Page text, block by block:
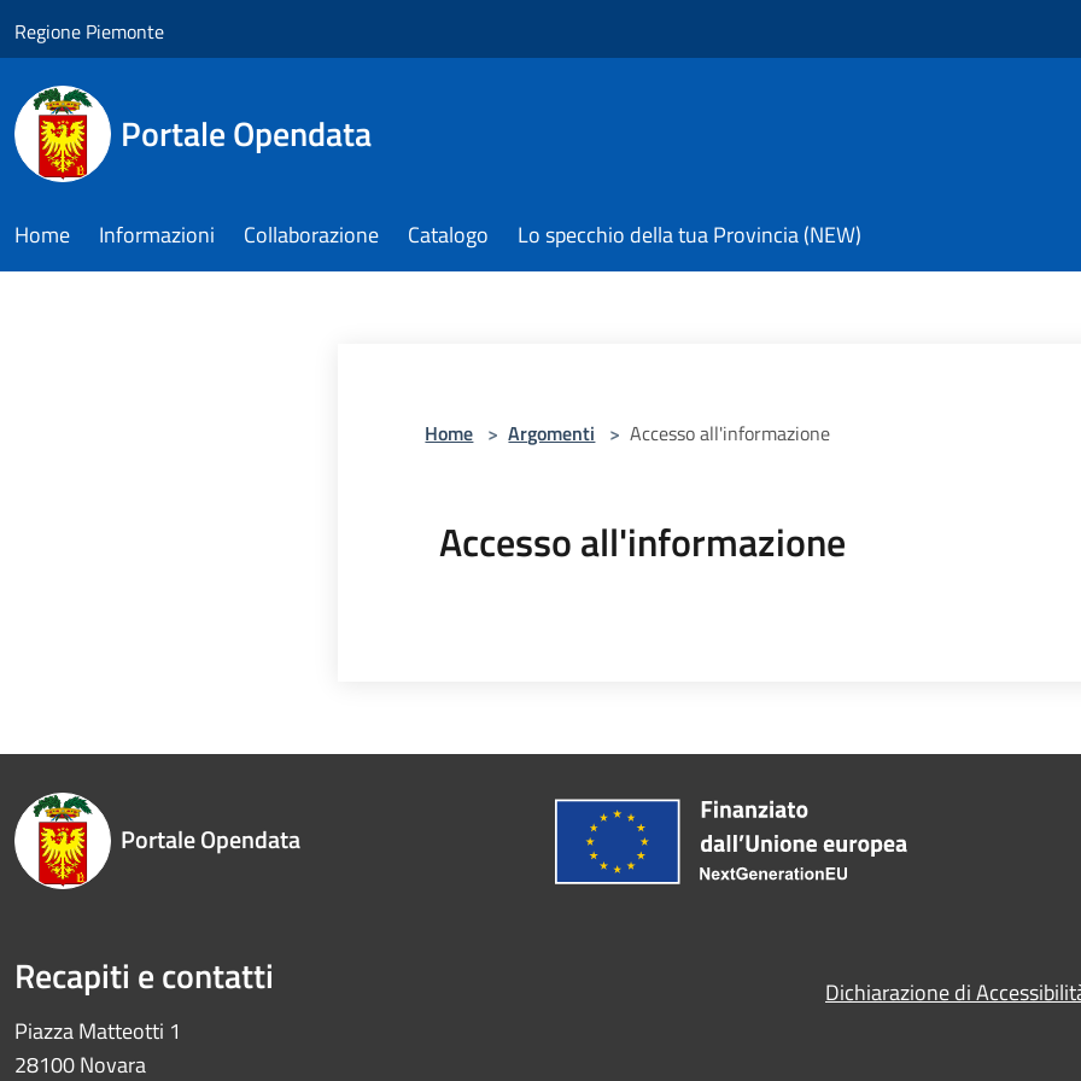
Regione Piemonte
Portale Opendata
Home Informazioni Collaborazione Catalogo Lo specchio della tua Provincia (NEW)
Home > Argomenti > Accesso all'informazione
Accesso all'informazione
Portale Opendata
Recapiti e contatti
Piazza Matteotti 1
28100 Novara
Dichiarazione di